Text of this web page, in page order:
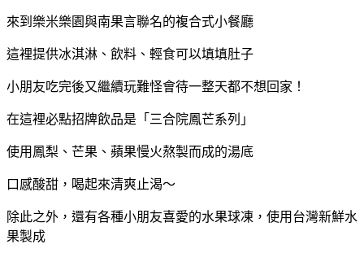
來到樂米樂園與南果言聯名的複合式小餐廳
這裡提供冰淇淋、飲料、輕食可以填填肚子
小朋友吃完後又繼續玩難怪會待一整天都不想回家！
在這裡必點招牌飲品是「三合院鳳芒系列」
使用鳳梨、芒果、蘋果慢火熬製而成的湯底
口感酸甜，喝起來清爽止渴～
除此之外，還有各種小朋友喜愛的水果球凍，使用台灣新鮮水
果製成